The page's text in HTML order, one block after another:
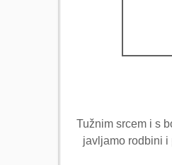
Tužnim srcem i s
javljamo rodbini